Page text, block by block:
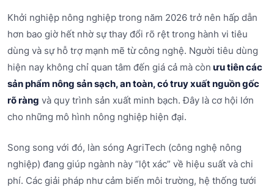
Khởi nghiệp nông nghiệp trong năm 2026 trở nên hấp dẫn
hơn bao giờ hết nhờ sự thay đổi rõ rệt trong hành vi tiêu
dùng và sự hỗ trợ mạnh mẽ từ công nghệ. Người tiêu dùng
hiện nay không chỉ quan tâm đến giá cả mà còn ưu tiên các
sản phẩm nông sản sạch, an toàn, có truy xuất nguồn gốc
rõ ràng và quy trình sản xuất minh bạch. Đây là cơ hội lớn
cho những mô hình nông nghiệp hiện đại.
Song song với đó, làn sóng AgriTech (công nghệ nông
nghiệp) đang giúp ngành này “lột xác” về hiệu suất và chi
phí. Các giải pháp như cảm biến môi trường, hệ thống tưới